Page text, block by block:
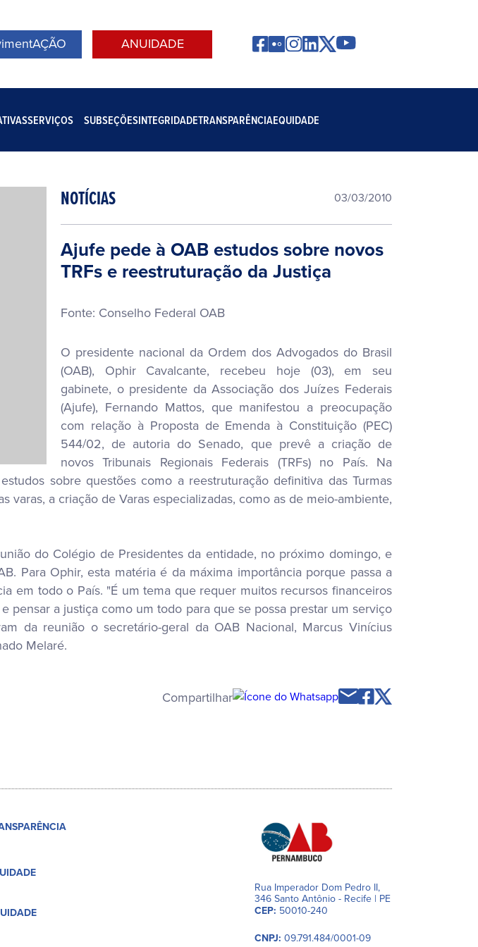
ANUIDADE
SERVIÇOS SUBSEÇÕESINTEGRIDADETRANSPARÊNCIAEQUIDADE
NOTÍCIAS 03/03/2010
Ajufe pede à OAB estudos sobre novos
TRFs e reestruturação da Justiça
Fonte: Conselho Federal OAB
O presidente nacional da Ordem dos Advogados do Brasil
(OAB), Ophir Cavalcante, recebeu hoje (03), em seu
gabinete, o presidente da Associação dos Juízes Federais
(Ajufe), Fernando Mattos, que manifestou a preocupação
com relação à Proposta de Emenda à Constituição (PEC)
544/02, de autoria do Senado, que prevê a criação de
novos Tribunais Regionais Federais (TRFs) no País. Na
sobre questões como a reestruturação definitiva das Turmas
a criação de Varas especializadas, como as de meio-ambiente,
do Colégio de Presidentes da entidade, no próximo domingo, e
Para Ophir, esta matéria é da máxima importância porque passa a
em todo o País. "É um tema que requer muitos recursos financeiros
pensar a justiça como um todo para que se possa prestar um serviço
da reunião o secretário-geral da OAB Nacional, Marcus Vinícius
Melaré.
Compartilhar
Rua Imperador Dom Pedro II,
346 Santo Antônio - Recife | PE
CEP: 50010-240
CNPJ: 09.791.484/0001-09